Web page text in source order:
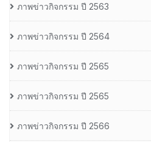
ภาพข่าวกิจกรรม ปี 2563
ภาพข่าวกิจกรรม ปี 2564
ภาพข่าวกิจกรรม ปี 2565
ภาพข่าวกิจกรรม ปี 2565
ภาพข่าวกิจกรรม ปี 2566